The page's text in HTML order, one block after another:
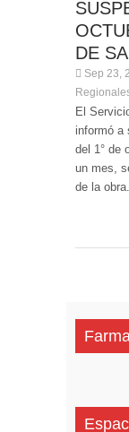
DE
Sep 23,
El
informó a
del 1° de
un mes,
de la